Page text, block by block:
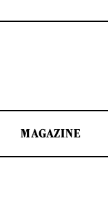
MAGAZINE